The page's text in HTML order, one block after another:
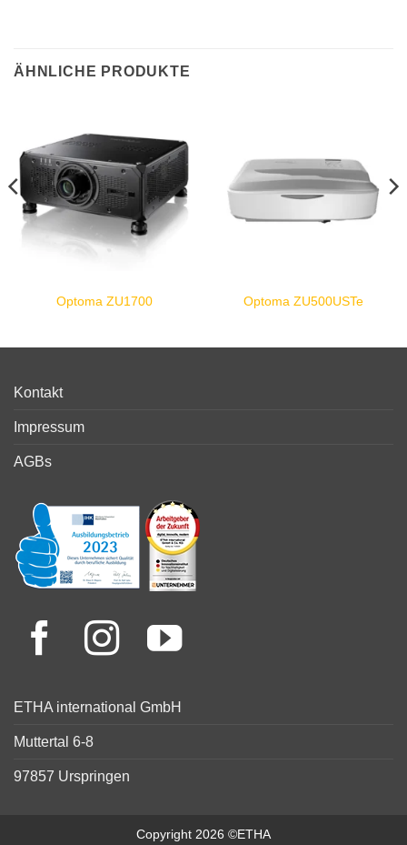
ÄHNLICHE PRODUKTE
Optoma ZU1700 Optoma ZU500USTe
Kontakt
Impressum
AGBs
ETHA international GmbH
Muttertal 6-8
97857 Urspringen
Copyright 2026 ©ETHA